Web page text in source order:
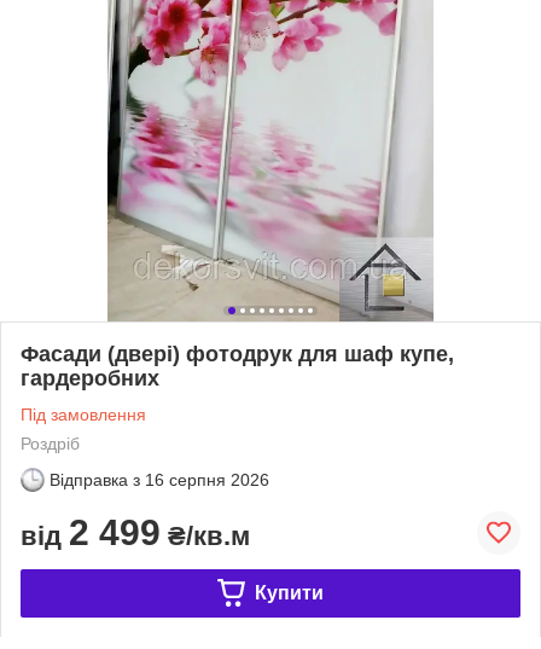
Фасади (двері) фотодрук для шаф купе,
гардеробних
Під замовлення
Роздріб
Відправка з 16 серпня 2026
від 2 499 ₴/кв.м
Купити